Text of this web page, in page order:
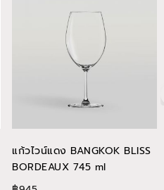
แก้วไวน์แดง BANGKOK BLISS
BORDEAUX 745 ml